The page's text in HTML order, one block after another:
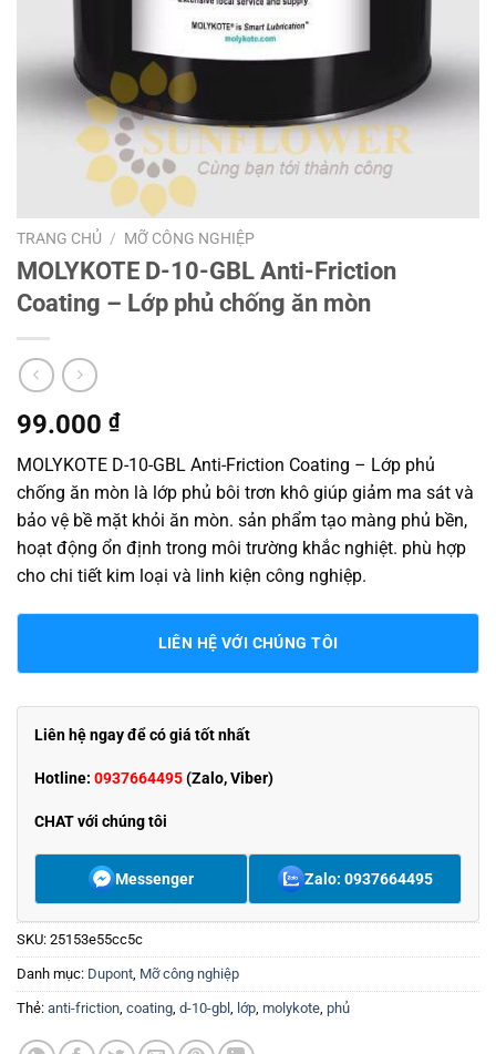
TRANG CHỦ / MỠ CÔNG NGHIỆP
MOLYKOTE D-10-GBL Anti-Friction
Coating – Lớp phủ chống ăn mòn
99.000 ₫
MOLYKOTE D-10-GBL Anti-Friction Coating – Lớp phủ
chống ăn mòn là lớp phủ bôi trơn khô giúp giảm ma sát và
bảo vệ bề mặt khỏi ăn mòn. sản phẩm tạo màng phủ bền,
hoạt động ổn định trong môi trường khắc nghiệt. phù hợp
cho chi tiết kim loại và linh kiện công nghiệp.
LIÊN HỆ VỚI CHÚNG TÔI
Liên hệ ngay để có giá tốt nhất
Hotline: 0937664495(Zalo, Viber)
CHAT với chúng tôi
Messenger Zalo: 0937664495
SKU: 25153e55cc5c
Danh mục: Dupont, Mỡ công nghiệp
Thẻ: anti-friction, coating, d-10-gbl , lớp, molykote, phủ